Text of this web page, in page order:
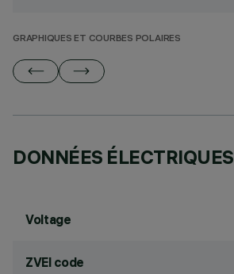
GRAPHIQUES ET COURBES POLAIRES
DONNÉES ÉLECTRIQUES
Voltage
ZVEI code